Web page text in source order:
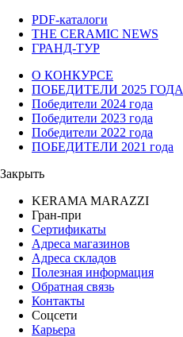
PDF-каталоги
THE CERAMIC NEWS
ГРАНД-ТУР
О КОНКУРСЕ
ПОБЕДИТЕЛИ 2025 ГОДА
Победители 2024 года
Победители 2023 года
Победители 2022 года
ПОБЕДИТЕЛИ 2021 года
Закрыть
KERAMA MARAZZI
Гран-при
Сертификаты
Адреса магазинов
Адреса складов
Полезная информация
Обратная связь
Контакты
Соцсети
Карьера